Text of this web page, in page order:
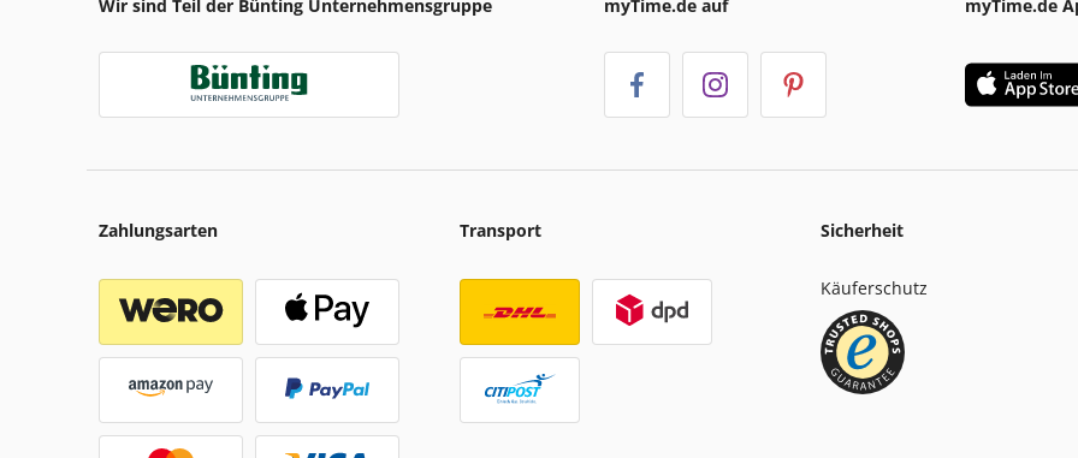
Wir sind Teil der Bünting Unternehmensgruppe myTime.de auf myTime.de
Zahlungsarten Transport Sicherheit
Käuferschutz